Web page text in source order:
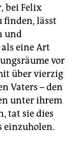
bei Felix
finden, lässt
und
eine Art
vor
über vierzig
Vaters – den
unter ihrem
tat sie dies
einzuholen.